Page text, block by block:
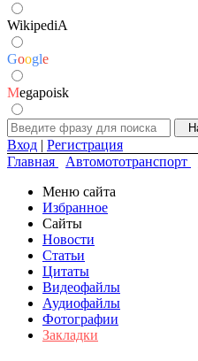
WikipediA
Google
Megapoisk
Вход | Регистрация
Главная
Автомототранспорт
Меню сайта
Избранное
Сайты
Новости
Статьи
Цитаты
Видеофайлы
Аудиофайлы
Фотографии
Закладки